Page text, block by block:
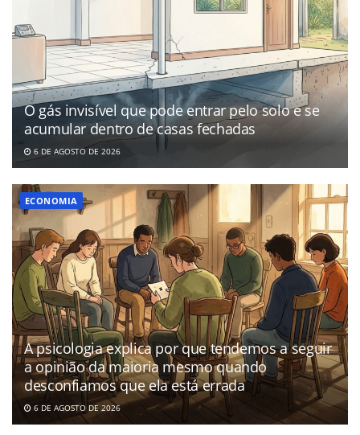
O gás invisível que pode entrar pelo solo e se
acumular dentro de casas fechadas
6 DE AGOSTO DE 2026
ECONOMIA
A psicologia explica por que tendemos a seguir
a opinião da maioria mesmo quando
desconfiamos que ela está errada
6 DE AGOSTO DE 2026